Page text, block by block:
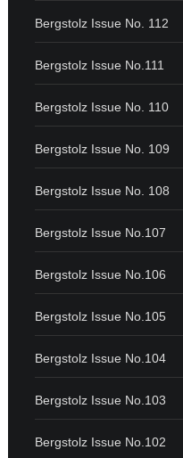
Bergstolz Issue No. 112
Bergstolz Issue No.111
Bergstolz Issue No. 110
Bergstolz Issue No. 109
Bergstolz Issue No. 108
Bergstolz Issue No.107
Bergstolz Issue No.106
Bergstolz Issue No.105
Bergstolz Issue No.104
Bergstolz Issue No.103
Bergstolz Issue No.102